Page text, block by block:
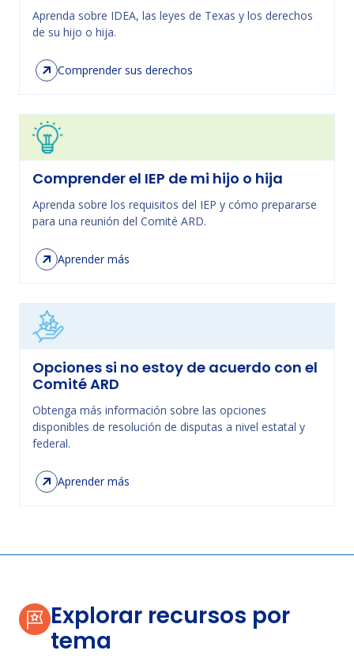
Aprenda sobre IDEA, las leyes de Texas y los derechos
de su hijo o hija.
Comprender sus derechos
Comprender el IEP de mi hijo o hija
Aprenda sobre los requisitos del IEP y cómo prepararse
para una reunión del Comité ARD.
Aprender más
Opciones si no estoy de acuerdo con el
Comité ARD
Obtenga más información sobre las opciones
disponibles de resolución de disputas a nivel estatal y
federal.
Aprender más
Explorar recursos por
tema